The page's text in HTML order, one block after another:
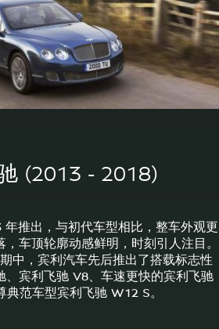
(2013 - 2018)
推出，与初代车型相比，整车外观更
车顶轮廓动感鲜明，时刻引人注目。
中，宾利汽车先后推出了搭载标志性
、宾利飞驰 V8、车速更快的宾利飞驰
典范车型宾利飞驰 W12 S。